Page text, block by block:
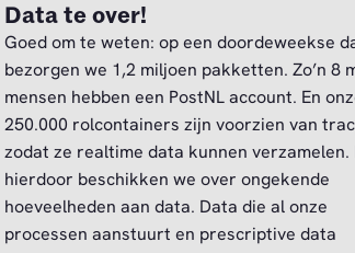
Data te over!
Goed om te weten: op een doordeweekse
bezorgen we 1,2 miljoen pakketten. Zo’n 8
mensen hebben een PostNL account. En
250.000 rolcontainers zijn voorzien van
zodat ze realtime data kunnen verzamelen.
hierdoor beschikken we over ongekende
hoeveelheden aan data. Data die al onze
processen aanstuurt en prescriptive data